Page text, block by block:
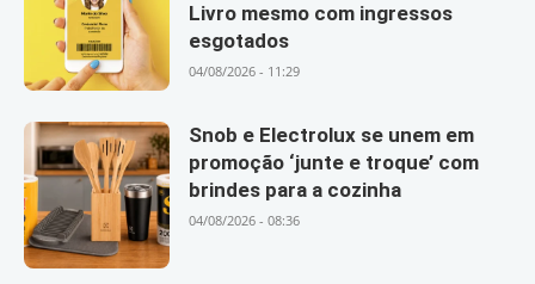
Livro mesmo com ingressos
esgotados
04/08/2026 - 11:29
Snob e Electrolux se unem em
promoção ‘junte e troque’ com
brindes para a cozinha
04/08/2026 - 08:36